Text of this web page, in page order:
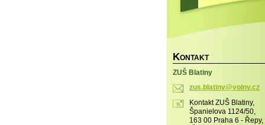
KONTAKT
ZUŠ Blatiny
zus.blatiny@volny.cz
Kontakt ZUŠ Blatiny,
Španielova 1124/50,
163 00 Praha 6 - Řepy,